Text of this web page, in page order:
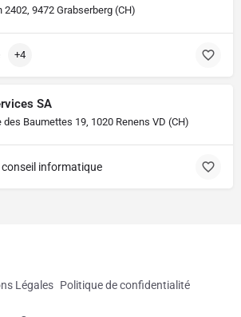
2402, 9472 Grabserberg (CH)
+4
SA
des Baumettes 19, 1020 Renens VD (CH)
informatique
Légales Politique de confidentialité